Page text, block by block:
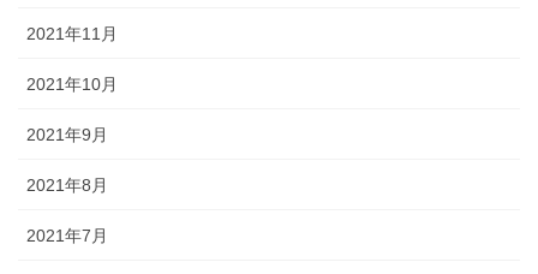
2021年11月
2021年10月
2021年9月
2021年8月
2021年7月